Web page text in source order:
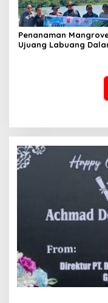
Penanaman
Ujuang Labuang